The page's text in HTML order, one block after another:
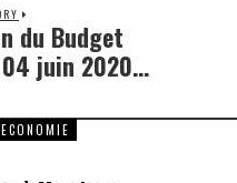
du Budget
juin 2020…